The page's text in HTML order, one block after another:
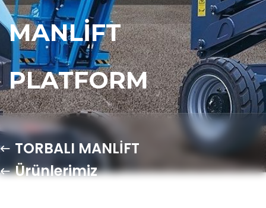
MANLIFT
PLATFORM
TORBALI MANLİFT
Ürünlerimiz